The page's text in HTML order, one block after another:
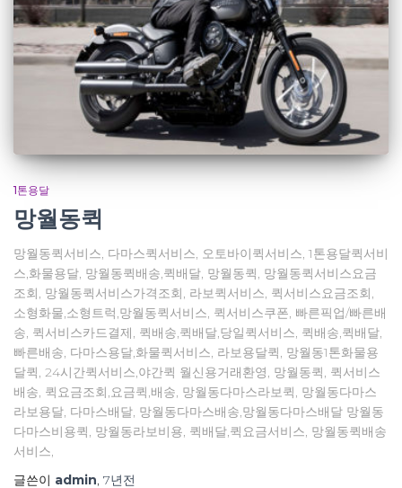
1톤용달
망월동퀵
망월동퀵서비스, 다마스퀵서비스, 오토바이퀵서비스, 1톤용달퀵서비
스,화물용달, 망월동퀵배송,퀵배달, 망월동퀵, 망월동퀵서비스요금
조회, 망월동퀵서비스가격조회, 라보퀵서비스, 퀵서비스요금조회,
소형화물,소형트럭,망월동퀵서비스, 퀵서비스쿠폰, 빠른픽업/빠른배
송, 퀵서비스카드결제, 퀵배송,퀵배달,당일퀵서비스, 퀵배송,퀵배달,
빠른배송, 다마스용달,화물퀵서비스, 라보용달퀵, 망월동1톤화물용
달퀵, 24시간퀵서비스,야간퀵 월신용거래환영, 망월동퀵, 퀵서비스
배송, 퀵요금조회,요금퀵,배송, 망월동다마스라보퀵, 망월동다마스
라보용달, 다마스배달, 망월동다마스배송,망월동다마스배달 망월동
다마스비용퀵, 망월동라보비용, 퀵배달,퀵요금서비스, 망월동퀵배송
서비스,
글쓴이 admin, 7년전